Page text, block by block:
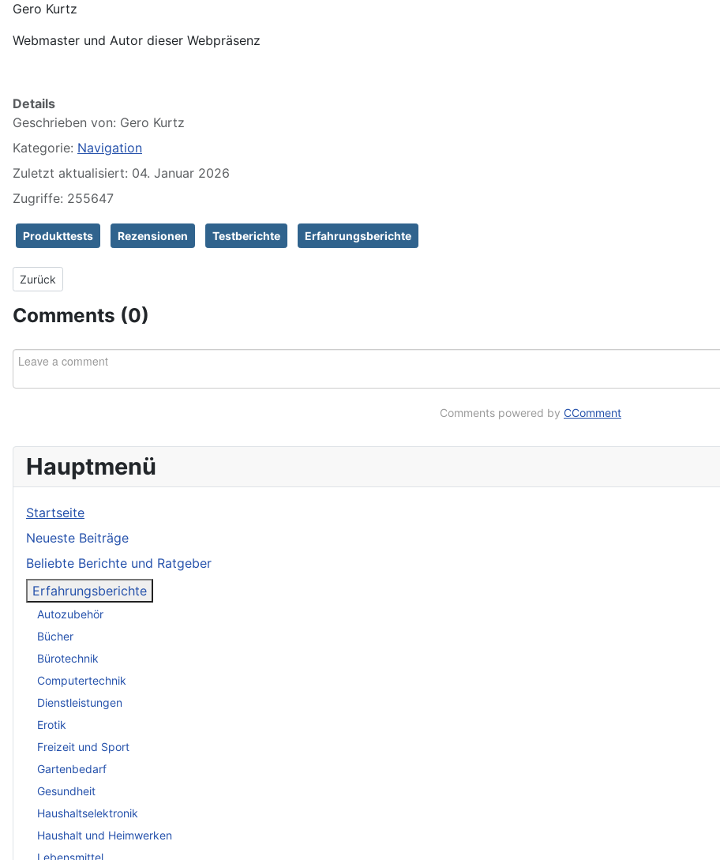
Gero Kurtz
Webmaster und Autor dieser Webpräsenz
Details
Geschrieben von: Gero Kurtz
Kategorie: Navigation
Zuletzt aktualisiert: 04. Januar 2026
Zugriffe: 255647
Produkttests Rezensionen Testberichte Erfahrungsberichte
Vorheriger Beitrag: Beliebte Erfahrungsberichte und Ratgeber
Zurück
Comments (0)
Comments powered by CComment
Hauptmenü
Startseite
Neueste Beiträge
Beliebte Berichte und Ratgeber
Erfahrungsberichte
Autozubehör
Bücher
Bürotechnik
Computertechnik
Dienstleistungen
Erotik
Freizeit und Sport
Gartenbedarf
Gesundheit
Haushaltselektronik
Haushalt und Heimwerken
Lebensmittel